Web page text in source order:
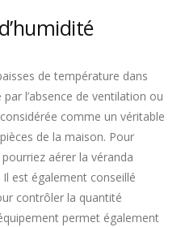
de température dans
l’absence de ventilation ou
comme un véritable
de la maison. Pour
aérer la véranda
est également conseillé
contrôler la quantité
permet également